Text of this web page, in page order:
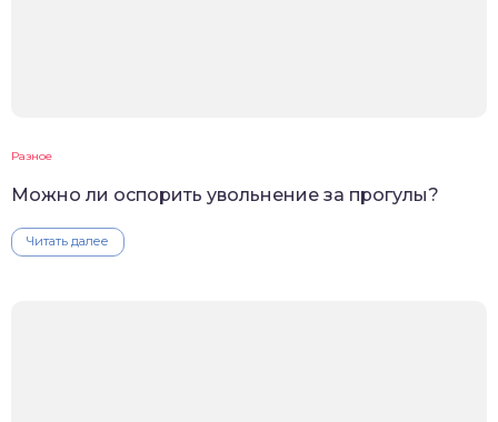
Разное
Можно ли оспорить увольнение за прогулы?
Читать далее